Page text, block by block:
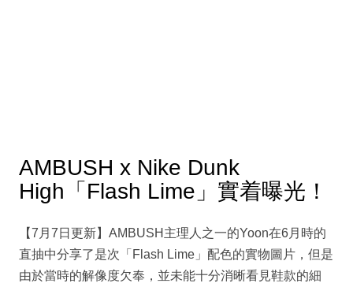
AMBUSH x Nike Dunk
High「Flash Lime」實着曝光！
【7月7日更新】AMBUSH主理人之一的Yoon在6月時的
直抽中分享了是次「Flash Lime」配色的實物圖片，但是
由於當時的解像度欠奉，並未能十分消晰看見鞋款的細